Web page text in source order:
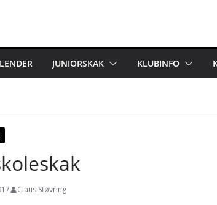
JUNIORSKAK KLUBINFO
Claus Støvring